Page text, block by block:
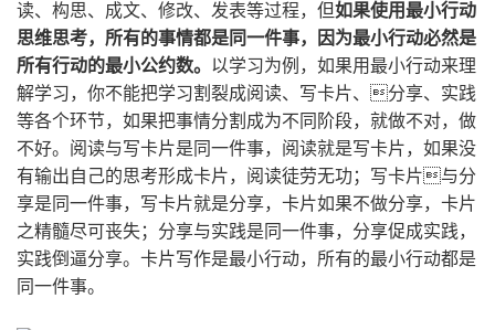
读、构思、成文、修改、发表等过程，但如果使用最小行动
思维思考，所有的事情都是同一件事，因为最小行动必然是
所有行动的最小公约数。 以学习为例，如果用最小行动来理
解学习，你不能把学习割裂成阅读、写卡片、分享、实践
等各个环节，如果把事情分割成为不同阶段，就做不对，做
不好。阅读与写卡片是同一件事，阅读就是写卡片，如果没
有输出自己的思考形成卡片，阅读徒劳无功；写卡片与分
享是同一件事，写卡片就是分享，卡片如果不做分享，卡片
之精髓尽可丧失；分享与实践是同一件事，分享促成实践，
实践倒逼分享。卡片写作是最小行动，所有的最小行动都是
同一件事。